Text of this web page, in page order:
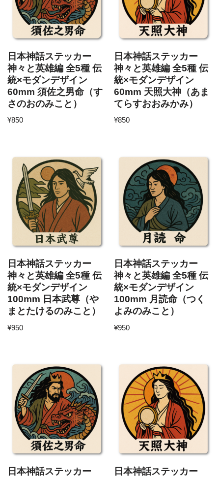
日本神話ステッカー
神々と英雄編 全5種 伝
統×モダンデザイン
60mm 須佐之男命（す
さのおのみこと）
¥850
日本神話ステッカー
神々と英雄編 全5種 伝
統×モダンデザイン
60mm 天照大神（あま
てらすおおみかみ）
¥850
日本神話ステッカー
神々と英雄編 全5種 伝
統×モダンデザイン
100mm 日本武尊（や
まとたけるのみこと）
¥950
日本神話ステッカー
神々と英雄編 全5種 伝
統×モダンデザイン
100mm 月読命（つく
よみのみこと）
¥950
日本神話ステッカー
日本神話ステッカー